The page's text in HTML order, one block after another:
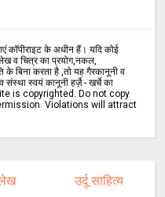
कॉपीराइट के अधीन हैं। यदि कोई
व चित्र का प्रयोग,नकल,
बिना करता है ,तो यह गैरकानूनी व
संस्था स्वयं कानूनी हर्ज़े - खर्चे का
is copyrighted. Do not copy
Violations will attract
लेख उर्दू साहित्य